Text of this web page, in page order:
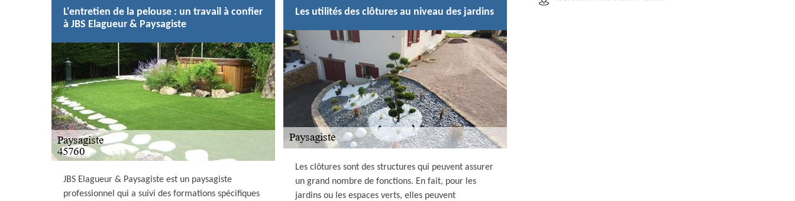
L'entretien de la pelouse : un travail à confier
à JBS Elagueur & Paysagiste
JBS Elagueur & Paysagiste est un paysagiste
professionnel qui a suivi des formations spécifiques
Les utilités des clôtures au niveau des jardins
Les clôtures sont des structures qui peuvent assurer
un grand nombre de fonctions. En fait, pour les
jardins ou les espaces verts, elles peuvent